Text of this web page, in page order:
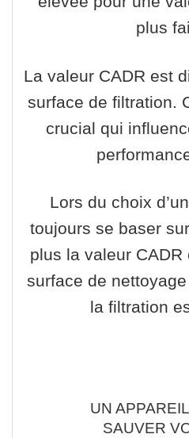
plus
La valeur CADR est
surface de filtration.
crucial qui
Lors du choix
toujours se baser
plus la valeur
surface de
la filtration
UN
SAUVER